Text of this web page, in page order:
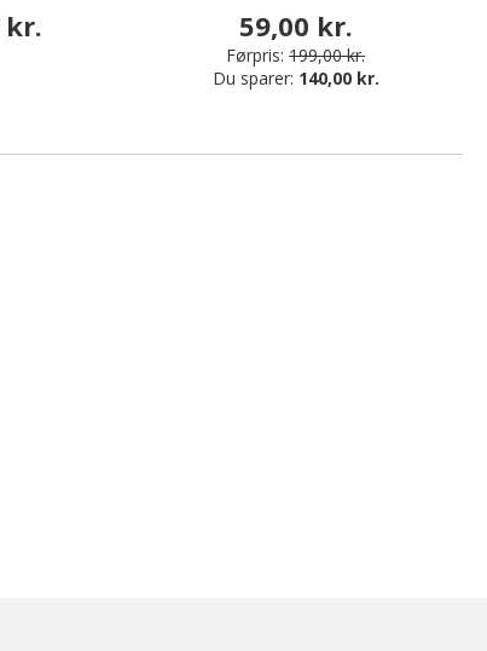
kr. 59,00 kr.
Førpris: 199,00 kr.
Du sparer: 140,00 kr.